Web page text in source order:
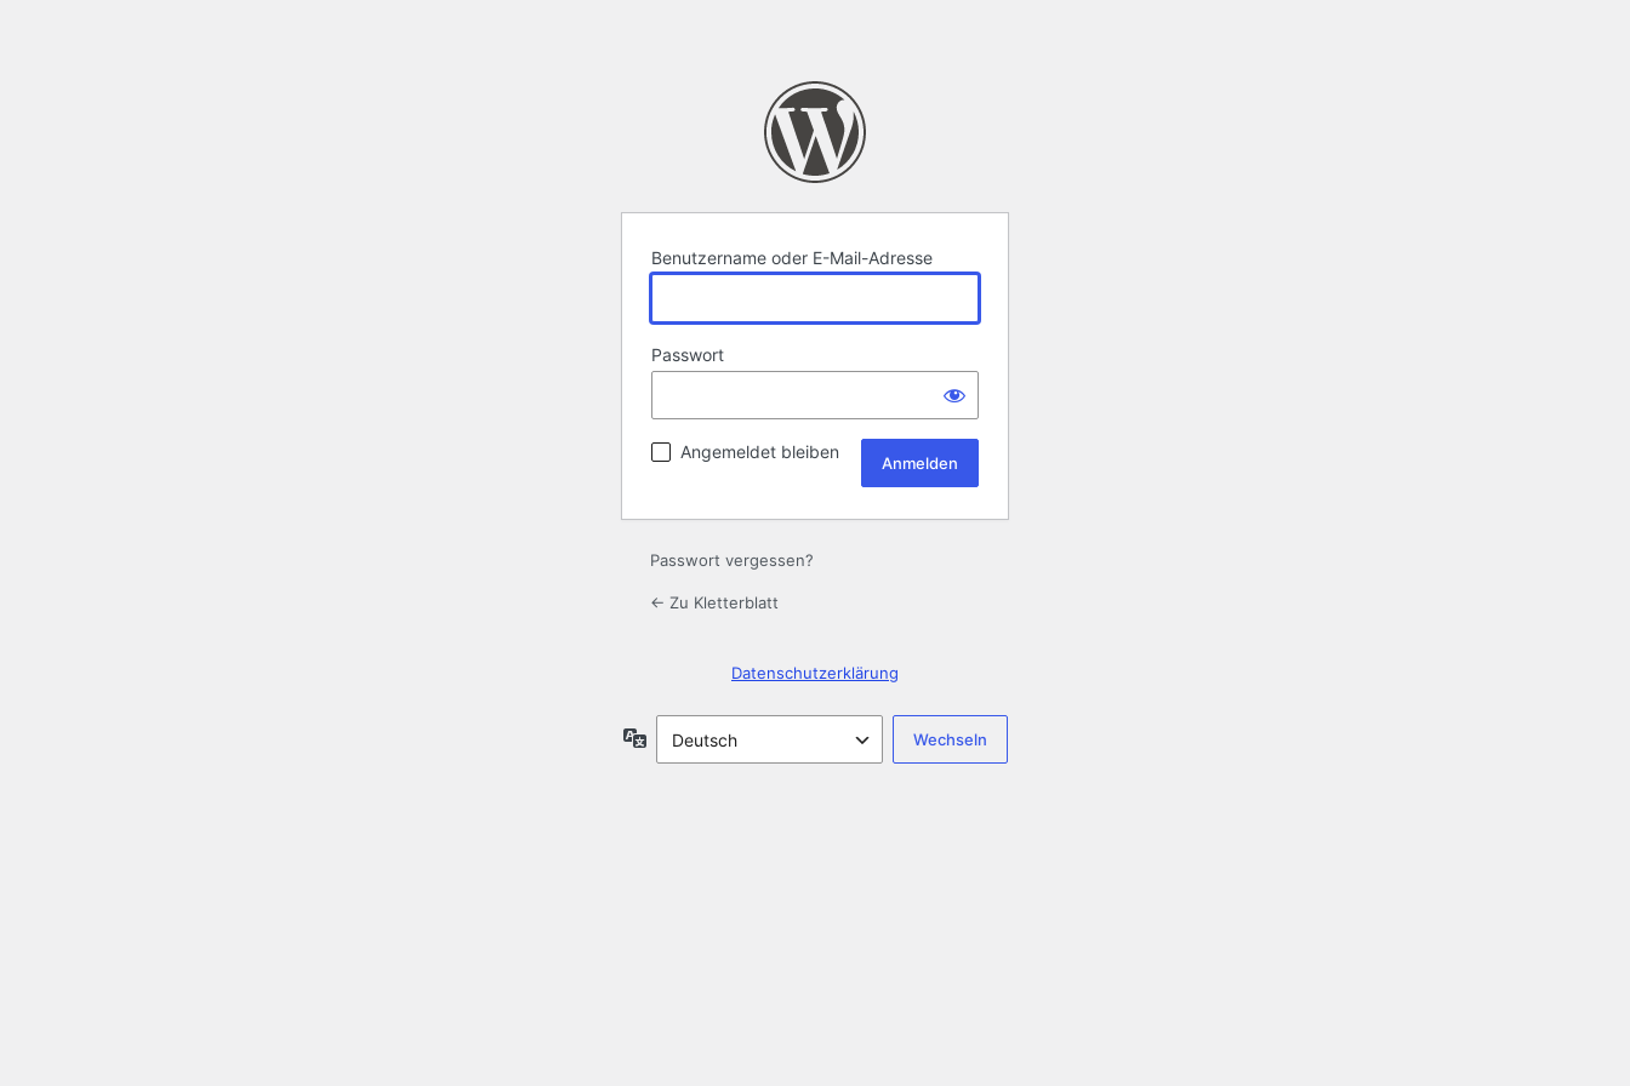
Benutzername oder E-Mail-Adresse
Passwort
Angemeldet bleiben
Passwort vergessen?
← Zu Kletterblatt
Datenschutzerklärung
Sprache